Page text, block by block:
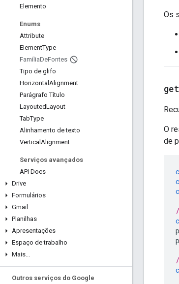
Elemento
Enums
Attribute
ElementType
FamíliaDeFontes
Tipo de glifo
Horizontal Alignment
Parágrafo Título
LayoutedLayout
TabType
Alinhamento de texto
Vertical Alignment
Serviços avançados
API Docs
Drive
Formulários
Gmail
Planilhas
Apresentações
Espaço de trabalho
Mais...
Outros serviços do Google
Os
get
O
de